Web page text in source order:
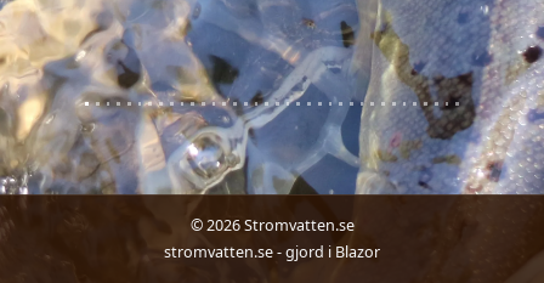
© 2026 Stromvatten.se
stromvatten.se - gjord i Blazor